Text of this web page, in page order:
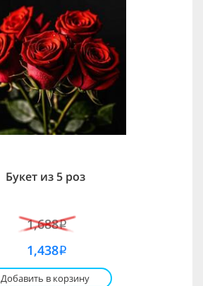
Букет из 5 роз
1,688i
1,438i
Добавить в корзину